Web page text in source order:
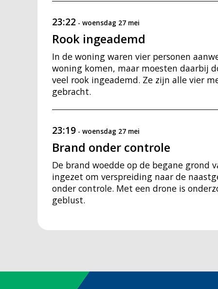
Rook ingeademd
23:22 - woensdag 27 mei
In de woning waren vier personen
woning komen, maar moesten daarbij
veel rook ingeademd. Ze zijn alle vier
gebracht.
Brand onder controle
23:19 - woensdag 27 mei
De brand woedde op de begane grond
ingezet om verspreiding naar de
onder controle. Met een drone is
geblust.